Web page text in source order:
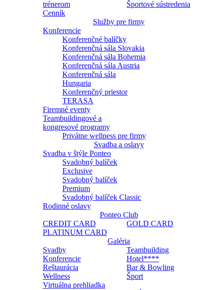
trénerom
Športové sústredenia
Cenník
Služby pre firmy
Konferencie
Konferenčné balíčky
Konferenčná sála Slovakia
Konferenčná sála Bohemia
Konferenčná sála Austria
Konferenčná sála
Hungaria
Konferenčný priestor
TERASA
Firemné eventy
Teambuildingové a
kongresové programy
Privátne wellness pre firmy
Svadba a oslavy
Svadba v štýle Ponteo
Svadobný balíček
Exclusive
Svadobný balíček
Premium
Svadobný balíček Classic
Rodinné oslavy
Ponteo Club
CREDIT CARD
GOLD CARD
PLATINUM CARD
Galéria
Svadby
Teambuilding
Konferencie
Hotel****
Reštaurácia
Bar & Bowling
Wellness
Šport
Virtuálna prehliadka